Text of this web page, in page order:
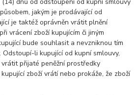
jakým je prodávající od
je taktéž oprávněn vrátit plnění
vrácení zboží kupujícím či jiným
bude souhlasit a nevzniknou tím
li kupující od kupní smlouvy,
přijaté peněžní prostředky
zboží vrátí nebo prokáže, že zboží